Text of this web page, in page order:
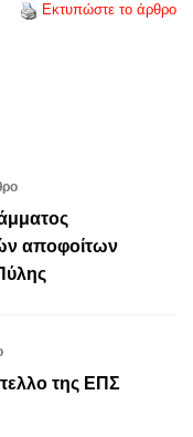
Εκτυπώστε το άρθρο
αποφοίτων
της ΕΠΣ